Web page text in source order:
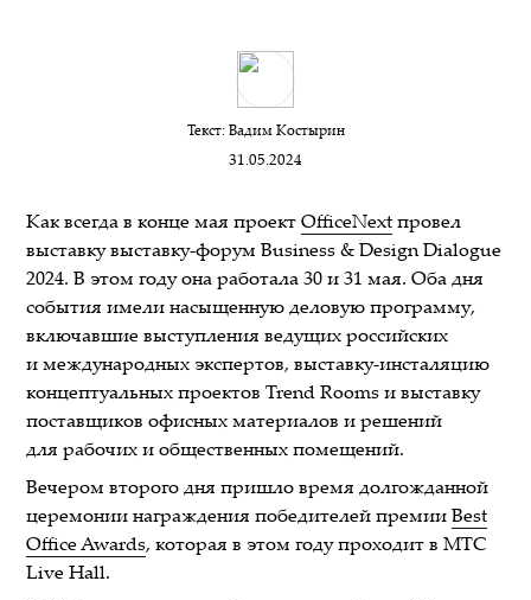
Текст: Вадим Костырин
31.05.2024
Как всегда в конце мая проектOfficeNext провел
выставку выставку-форум Business & Design Dialogue
2024. В этом году она работала 30 и 31 мая. Оба дня
события имели насыщенную деловую программу,
включавшие выступления ведущих российских
и международных экспертов, выставку-инсталяцию
концептуальных проектов Trend Rooms и выставку
поставщиков офисных материалов и решений
для рабочих и общественных помещений.
Вечером второго дня пришло время долгожданной
церемонии награждения победителей премииBest
Office Awards, которая в этом году проходит в MTC
Live Hall.